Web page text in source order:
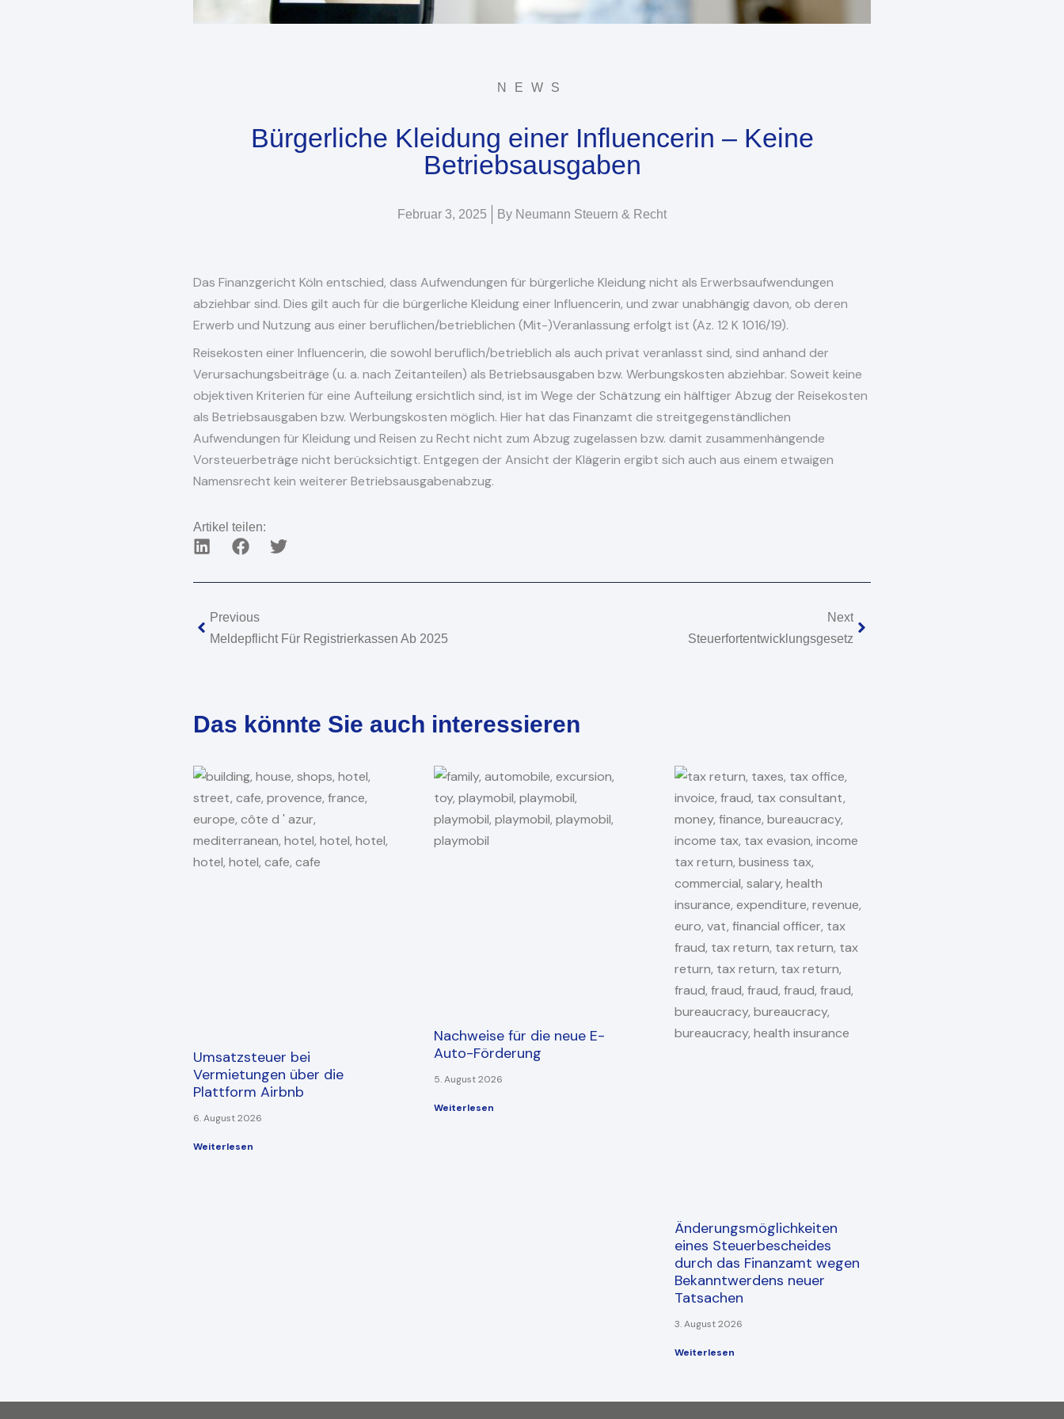
NEWS
Bürgerliche Kleidung einer Influencerin – Keine
Betriebsausgaben
Februar 3, 2025 By Neumann Steuern & Recht
Das Finanzgericht Köln entschied, dass Aufwendungen für bürgerliche Kleidung nicht als Erwerbsaufwendungen
abziehbar sind. Dies gilt auch für die bürgerliche Kleidung einer Influencerin, und zwar unabhängig davon, ob deren
Erwerb und Nutzung aus einer beruflichen/betrieblichen (Mit-)Veranlassung erfolgt ist (Az. 12 K 1016/19).
Reisekosten einer Influencerin, die sowohl beruflich/betrieblich als auch privat veranlasst sind, sind anhand der
Verursachungsbeiträge (u. a. nach Zeitanteilen) als Betriebsausgaben bzw. Werbungskosten abziehbar. Soweit keine
objektiven Kriterien für eine Aufteilung ersichtlich sind, ist im Wege der Schätzung ein hälftiger Abzug der Reisekosten
als Betriebsausgaben bzw. Werbungskosten möglich. Hier hat das Finanzamt die streitgegenständlichen
Aufwendungen für Kleidung und Reisen zu Recht nicht zum Abzug zugelassen bzw. damit zusammenhängende
Vorsteuerbeträge nicht berücksichtigt. Entgegen der Ansicht der Klägerin ergibt sich auch aus einem etwaigen
Namensrecht kein weiterer Betriebsausgabenabzug.
Artikel teilen:
Previous
Meldepflicht Für Registrierkassen Ab 2025
Next
Steuerfortentwicklungsgesetz
Das könnte Sie auch interessieren
Umsatzsteuer bei
Vermietungen über die
Plattform Airbnb
6. August 2026
Weiterlesen
Nachweise für die neue E-
Auto-Förderung
5. August 2026
Weiterlesen
Änderungsmöglichkeiten
eines Steuerbescheides
durch das Finanzamt wegen
Bekanntwerdens neuer
Tatsachen
3. August 2026
Weiterlesen